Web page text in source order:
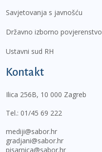
Savjetovanja s javnošću
Državno izborno povjerenstvo
Ustavni sud RH
Kontakt
Ilica 256B, 10 000 Zagreb
Tel.: 01/45 69 222
mediji@sabor.hr
gradjani@sabor.hr
pisarnica@sabor.hr